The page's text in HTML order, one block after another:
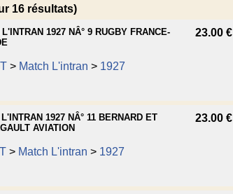
16 résultats)
L'INTRAN 1927 NÂ° 9 RUGBY FRANCE-
> Match L'intran > 1927
23.00 €
L'INTRAN 1927 NÂ° 11 BERNARD ET
AVIATION
> Match L'intran > 1927
23.00 €